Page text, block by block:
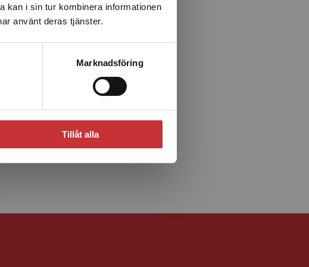
kan i sin tur kombinera informationen
använt deras tjänster.
Marknadsföring
Tillåt alla